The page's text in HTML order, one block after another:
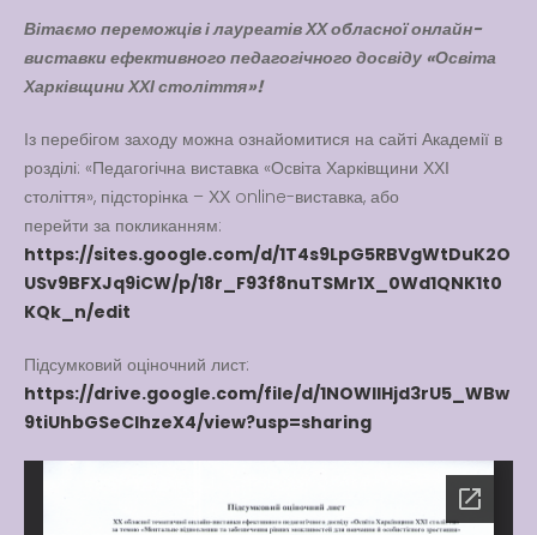
Вітаємо переможців і лауреатів ХХ обласної онлайн-
виставки ефективного педагогічного досвіду «Освіта
Харківщини ХХІ століття»!
Із перебігом заходу можна ознайомитися на сайті Академії в
розділі: «Педагогічна виставка «Освіта Харківщини ХХІ
століття», підсторінка – ХХ online-виставка, або
перейти за покликанням:
https://sites.google.com/d/1T4s9LpG5RBVgWtDuK2O
USv9BFXJq9iCW/p/18r_F93f8nuTSMr1X_0Wd1QNK1t0
KQk_n/edit
Підсумковий оціночний лист:
https://drive.google.com/file/d/1NOWIIHjd3rU5_WBw
9tiUhbGSeClhzeX4/view?usp=sharing